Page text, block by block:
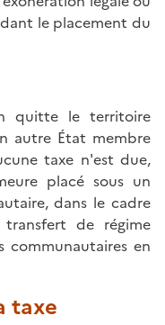
le placement du
quitte le territoire
autre État membre
taxe n'est due,
placé sous un
dans le cadre
de régime
communautaires en
taxe